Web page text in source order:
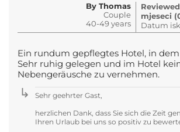
By Thomas
Couple
40-49 years
mjeseci
Datum
Ein rundum gepflegtes Hotel, in
Sehr ruhig gelegen und im Hotel
Nebengeräusche zu vernehmen.
Sehr geehrter Gast,
herzlichen Dank, dass Sie sich die Zeit
Ihren Urlaub bei uns so positiv zu